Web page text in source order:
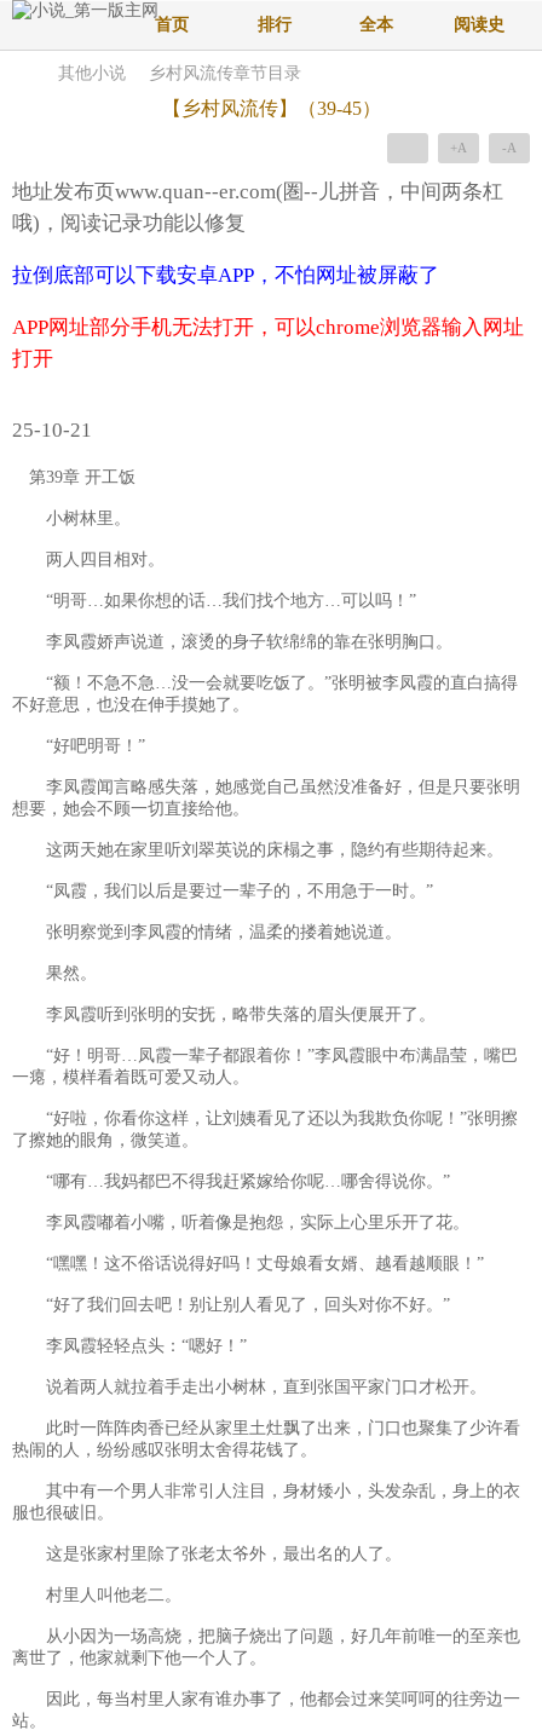
首页 排行 全本 阅读史
其他小说 乡村风流传章节目录
【乡村风流传】（39-45）
+A -A
地址发布页www.quan--er.com(圏--儿拼音，中间两条杠
哦)，阅读记录功能以修复
拉倒底部可以下载安卓APP，不怕网址被屏蔽了
APP网址部分手机无法打开，可以chrome浏览器输入网址
打开
25-10-21
第39章 开工饭
小树林里。
两人四目相对。
“明哥…如果你想的话…我们找个地方…可以吗！”
李凤霞娇声说道，滚烫的身子软绵绵的靠在张明胸口。
“额！不急不急…没一会就要吃饭了。”张明被李凤霞的直白搞得
不好意思，也没在伸手摸她了。
“好吧明哥！”
李凤霞闻言略感失落，她感觉自己虽然没准备好，但是只要张明
想要，她会不顾一切直接给他。
这两天她在家里听刘翠英说的床榻之事，隐约有些期待起来。
“凤霞，我们以后是要过一辈子的，不用急于一时。”
张明察觉到李凤霞的情绪，温柔的搂着她说道。
果然。
李凤霞听到张明的安抚，略带失落的眉头便展开了。
“好！明哥…凤霞一辈子都跟着你！”李凤霞眼中布满晶莹，嘴巴
一瘪，模样看着既可爱又动人。
“好啦，你看你这样，让刘姨看见了还以为我欺负你呢！”张明擦
了擦她的眼角，微笑道。
“哪有…我妈都巴不得我赶紧嫁给你呢…哪舍得说你。”
李凤霞嘟着小嘴，听着像是抱怨，实际上心里乐开了花。
“嘿嘿！这不俗话说得好吗！丈母娘看女婿、越看越顺眼！”
“好了我们回去吧！别让别人看见了，回头对你不好。”
李凤霞轻轻点头：“嗯好！”
说着两人就拉着手走出小树林，直到张国平家门口才松开。
此时一阵阵肉香已经从家里土灶飘了出来，门口也聚集了少许看
热闹的人，纷纷感叹张明太舍得花钱了。
其中有一个男人非常引人注目，身材矮小，头发杂乱，身上的衣
服也很破旧。
这是张家村里除了张老太爷外，最出名的人了。
村里人叫他老二。
从小因为一场高烧，把脑子烧出了问题，好几年前唯一的至亲也
离世了，他家就剩下他一个人了。
因此，每当村里人家有谁办事了，他都会过来笑呵呵的往旁边一
站。